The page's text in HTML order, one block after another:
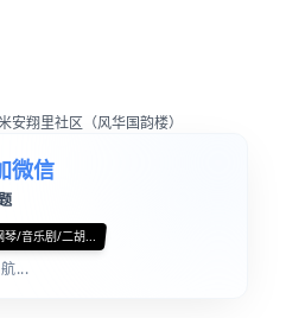
翔里社区（风华国韵楼）
微信
/音乐剧/二胡...
...